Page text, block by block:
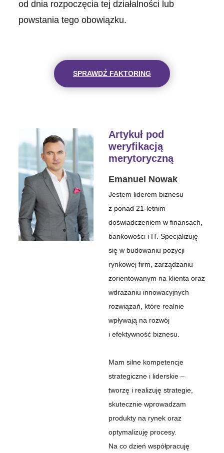
od dnia rozpoczęcia tej działalności lub
powstania tego obowiązku.
SPRAWDŹ FAKTORING
Artykuł pod
weryfikacją
merytoryczną
Emanuel Nowak
Jestem liderem biznesu
z ponad 21-letnim
doświadczeniem w finansach,
bankowości i IT. Specjalizuję
się w budowaniu pozycji
rynkowej firm, zarządzaniu
zorientowanym na klienta oraz
wdrażaniu innowacyjnych
rozwiązań, które realnie
wpływają na rozwój
i efektywność biznesu.
Mam silne kompetencje
strategiczne i liderskie –
tworzę i realizuję strategie,
skutecznie wprowadzam
produkty na rynek oraz
optymalizuję procesy.
Na co dzień współpracuję